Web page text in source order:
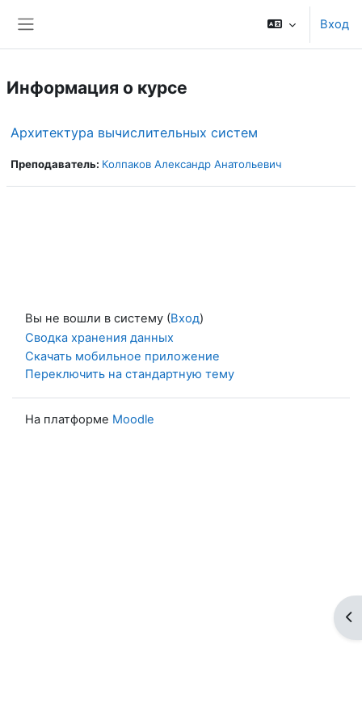
Вход
Информация о курсе
Архитектура вычислительных систем
Преподаватель: Колпаков Александр Анатольевич
Вы не вошли в систему (Вход)
Сводка хранения данных
Скачать мобильное приложение
Переключить на стандартную тему
На платформе Moodle